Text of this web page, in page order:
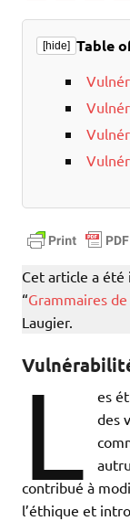
u
e
k
i
l
[hide] Table
Cet article a
“Grammaires
Laugier.
L es
des
contribué à
l’éthique et